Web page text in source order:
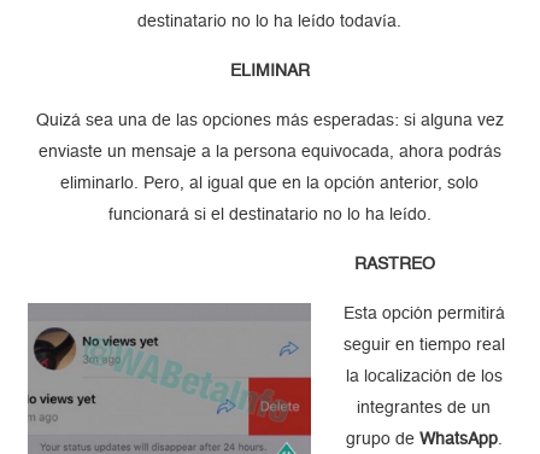
destinatario no lo ha leído todavía.
ELIMINAR
Quizá sea una de las opciones más esperadas: si alguna vez
enviaste un mensaje a la persona equivocada, ahora podrás
eliminarlo. Pero, al igual que en la opción anterior, solo
funcionará si el destinatario no lo ha leído.
RASTREO
Esta opción permitirá
seguir en tiempo real
la localización de los
integrantes de un
grupo de WhatsApp.